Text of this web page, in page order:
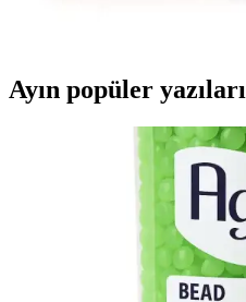
Ayın popüler yazıları